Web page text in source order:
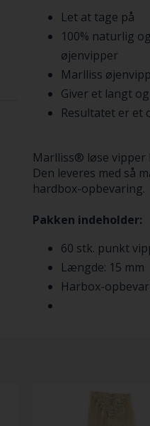
Let at tage på
100% naturlig
øjenvipper
Marlliss
Giver et langt
Resultatet er et
Marlliss® løse vipper
Den leveres med så
hardbox-opbevaring.
Pakken indeholder:
60 stk. punkt
Længde: 15 mm
Harbox-